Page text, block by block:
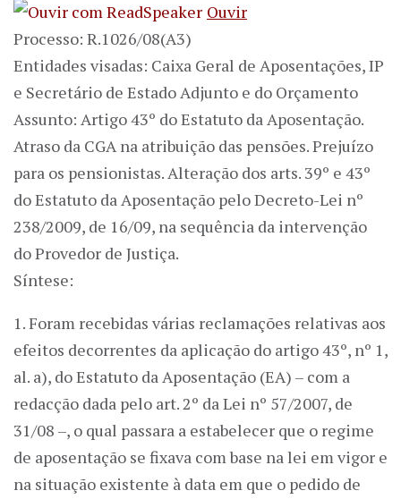
Ouvir
Processo: R.1026/08(A3)
Entidades visadas: Caixa Geral de Aposentações, IP
e Secretário de Estado Adjunto e do Orçamento
Assunto: Artigo 43º do Estatuto da Aposentação.
Atraso da CGA na atribuição das pensões. Prejuízo
para os pensionistas. Alteração dos arts. 39º e 43º
do Estatuto da Aposentação pelo Decreto-Lei nº
238/2009, de 16/09, na sequência da intervenção
do Provedor de Justiça.
Síntese:
1. Foram recebidas várias reclamações relativas aos
efeitos decorrentes da aplicação do artigo 43º, nº 1,
al. a), do Estatuto da Aposentação (EA) – com a
redacção dada pelo art. 2º da Lei nº 57/2007, de
31/08 –, o qual passara a estabelecer que o regime
de aposentação se fixava com base na lei em vigor e
na situação existente à data em que o pedido de